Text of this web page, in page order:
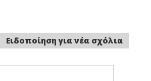
Ειδοποίηση για νέα σχόλια